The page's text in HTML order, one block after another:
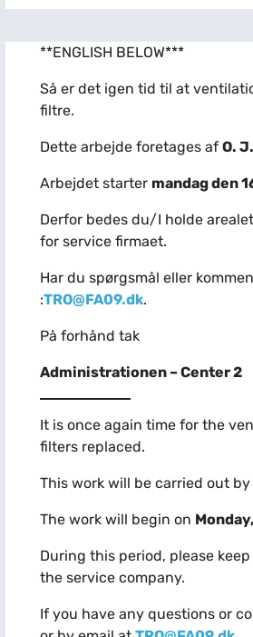
**ENGLISH BELOW***
Så er det igen tid til at
filtre.
Dette arbejde foretages af O.
Arbejdet starter mandag den
Derfor bedes du/I holde
for service firmaet.
Har du spørgsmål eller
:TRO@FA09.dk.
På forhånd tak
Administrationen – Center 2
It is once again time for the
filters replaced.
This work will be carried out by
The work will begin on
During this period, please
the service company.
If you have any questions or